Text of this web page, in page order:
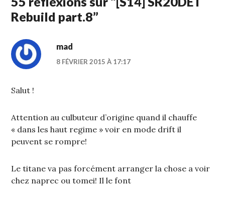
Rebuild part.8”
mad
8 FÉVRIER 2015 À 17:17
Salut !
Attention au culbuteur d’origine quand il chauffe
« dans les haut regime » voir en mode drift il
peuvent se rompre!
Le titane va pas forcément arranger la chose a voir
chez naprec ou tomei! Il le font